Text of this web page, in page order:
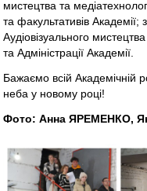
мистецтва та
та факультативів
Аудіовізуального
та Адміністрації Академії.
Бажаємо всій Академічній
неба у новому році!
Фото: Анна ЯРЕМЕНКО,